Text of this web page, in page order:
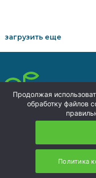
загрузить еще
Политика обработки
персональных данных
Продолжая
обработку файлов
Политика